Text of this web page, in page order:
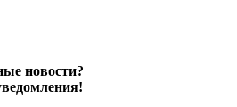
новости?